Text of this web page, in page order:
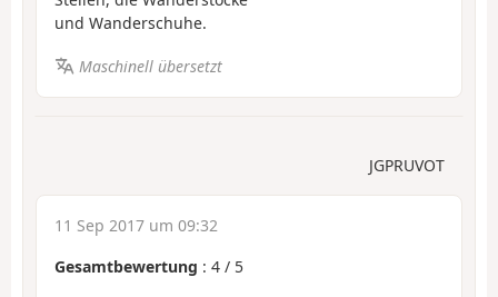
und Wanderschuhe.
Maschinell übersetzt
JGPRUVOT
11 Sep 2017 um 09:32
Gesamtbewertung : 4 / 5